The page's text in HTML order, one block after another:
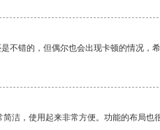
不错的，但偶尔也会出现卡顿的情况，
洁，使用起来非常方便。功能的布局也